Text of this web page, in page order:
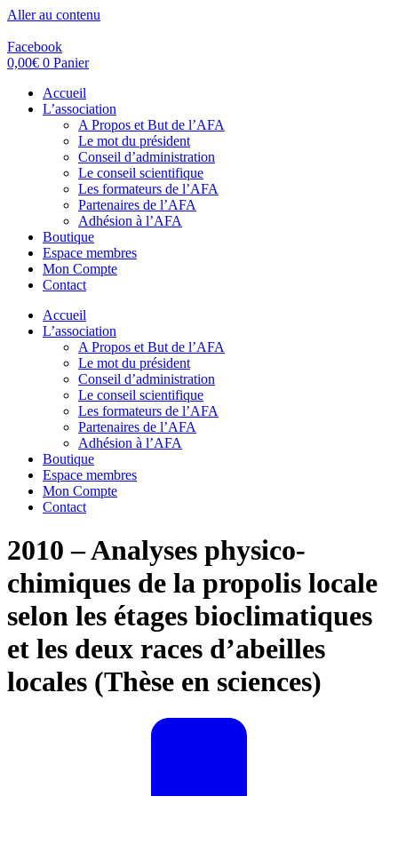
Aller au contenu
Facebook
0,00€ 0 Panier
Accueil
L’association
A Propos et But de l’AFA
Le mot du président
Conseil d’administration
Le conseil scientifique
Les formateurs de l’AFA
Partenaires de l’AFA
Adhésion à l’AFA
Boutique
Espace membres
Mon Compte
Contact
Accueil
L’association
A Propos et But de l’AFA
Le mot du président
Conseil d’administration
Le conseil scientifique
Les formateurs de l’AFA
Partenaires de l’AFA
Adhésion à l’AFA
Boutique
Espace membres
Mon Compte
Contact
2010 – Analyses physico-
chimiques de la propolis locale
selon les étages bioclimatiques
et les deux races d’abeilles
locales (Thèse en sciences)